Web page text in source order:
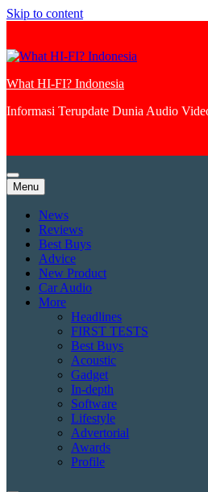
Skip to content
What HI-FI? Indonesia
Informasi Terupdate Dunia Audio
Menu
News
Reviews
Best Buys
Advice
New Product
Car Audio
More
Headlines
FIRST TESTS
Best Buys
Acoustic
Gadget
In-depth
Software
Lifestyle
Advertorial
Awards
Profile